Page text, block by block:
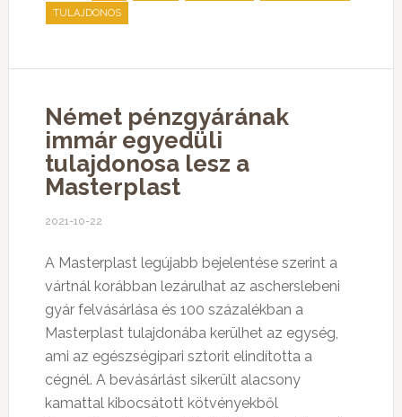
TULAJDONOS
Német pénzgyárának
immár egyedüli
tulajdonosa lesz a
Masterplast
2021-10-22
A Masterplast legújabb bejelentése szerint a
vártnál korábban lezárulhat az ascherslebeni
gyár felvásárlása és 100 százalékban a
Masterplast tulajdonába kerülhet az egység,
ami az egészségipari sztorit elindította a
cégnél. A bevásárlást sikerült alacsony
kamattal kibocsátott kötvényekből